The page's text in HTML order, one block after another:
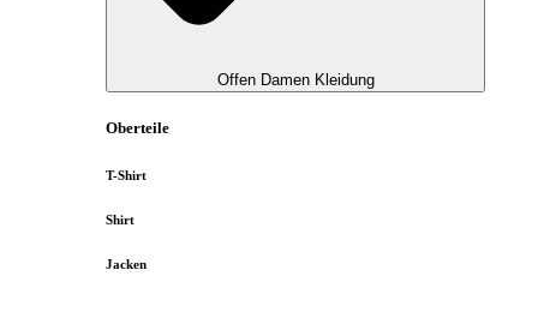
Offen Damen Kleidung
Oberteile
T-Shirt
Shirt
Jacken